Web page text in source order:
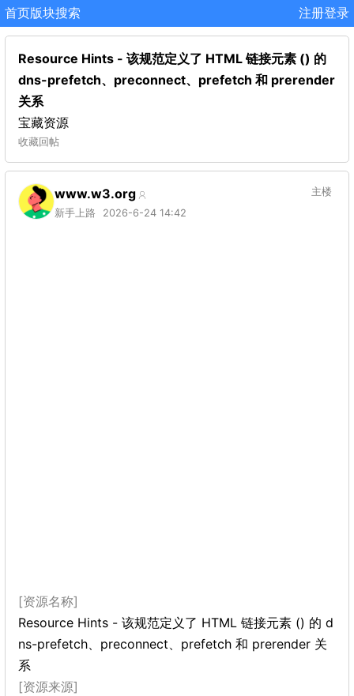
首页版块搜索 注册登录
Resource Hints - 该规范定义了 HTML 链接元素 () 的
dns-prefetch、preconnect、prefetch 和 prerender
关系
宝藏资源
收藏回帖
www.w3.org
新手上路 2026-6-24 14:42
主楼
[资源名称]
Resource Hints - 该规范定义了 HTML 链接元素 () 的 d
ns-prefetch、preconnect、prefetch 和 prerender 关
系
[资源来源]